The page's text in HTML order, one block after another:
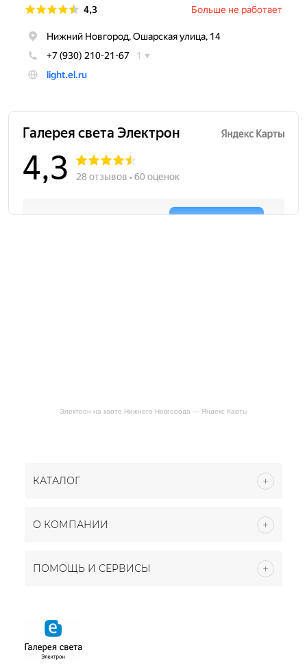
Электрон на карте Нижнего Новгорода — Яндекс Карты
КАТАЛОГ
О КОМПАНИИ
ПОМОЩЬ И СЕРВИСЫ